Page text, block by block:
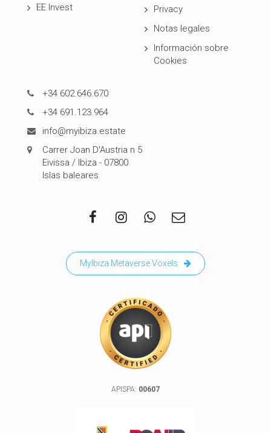
EE Invest
Privacy
Notas legales
Información sobre
Cookies
+34 602.646.670
+34 691.123.964
info@myibiza.estate
Carrer Joan D'Austria n 5
Eivissa / Ibiza - 07800
Islas baleares
MyIbiza Metaverse Voxels
APISPA: 00607